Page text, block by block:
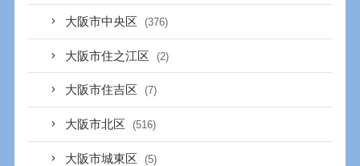
大阪市中央区 (376)
大阪市住之江区 (2)
大阪市住吉区 (7)
大阪市北区 (516)
大阪市城東区 (5)